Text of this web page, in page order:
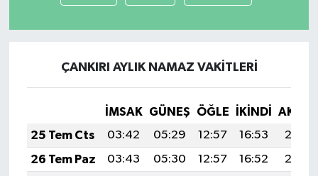
ÇANKIRI AYLIK NAMAZ VAKITLERI
İMSAK GÜNEŞ ÖĞLE İKINDI
25 Tem Cts
03:42 05:29 12:57 16:53
20:15
26 Tem Paz
03:43 05:30 12:57 16:52
20:15